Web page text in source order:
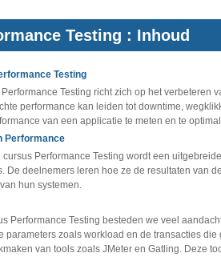
Testing : Inhoud
Testing
Performance Testing richt zich op het verbeteren
performance kan leiden tot downtime,
van een applicatie te meten en te
Performance
cursus Performance Testing wordt een
De deelnemers leren hoe ze de resultaten van
hun systemen.
Performance Testing besteden we veel
parameters zoals workload en de transacties
van tools zoals JMeter en Gatling. Deze